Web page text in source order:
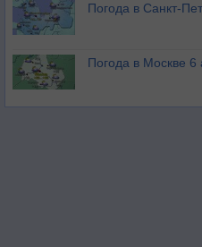
Погода в Санкт-
Погода в Москве 6